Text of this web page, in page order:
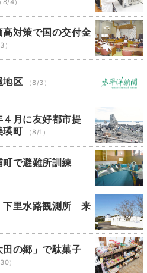
（8/4）
対策で国の交付金
）
区 （8/3）
月に友好都市提
瑛町
（8/1）
で避難所訓練
里水路観測所 来
の郷」で駄菓子
）